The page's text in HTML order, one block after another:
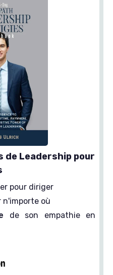
de Leadership pour
pour diriger
n'importe où
de son empathie en